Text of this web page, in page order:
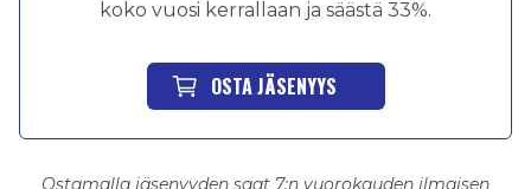
koko vuosi kerrallaan ja säästä 33%.
OSTA JÄSENYYS
Ostamalla jäsenyyden saat 7:n vuorokauden ilmaisen